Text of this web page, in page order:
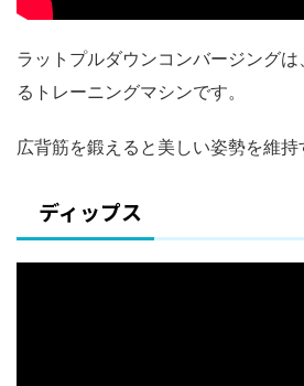
ラットプルダウンコンバージングは
るトレーニングマシンです。
広背筋を鍛えると美しい姿勢を維持
ディップス